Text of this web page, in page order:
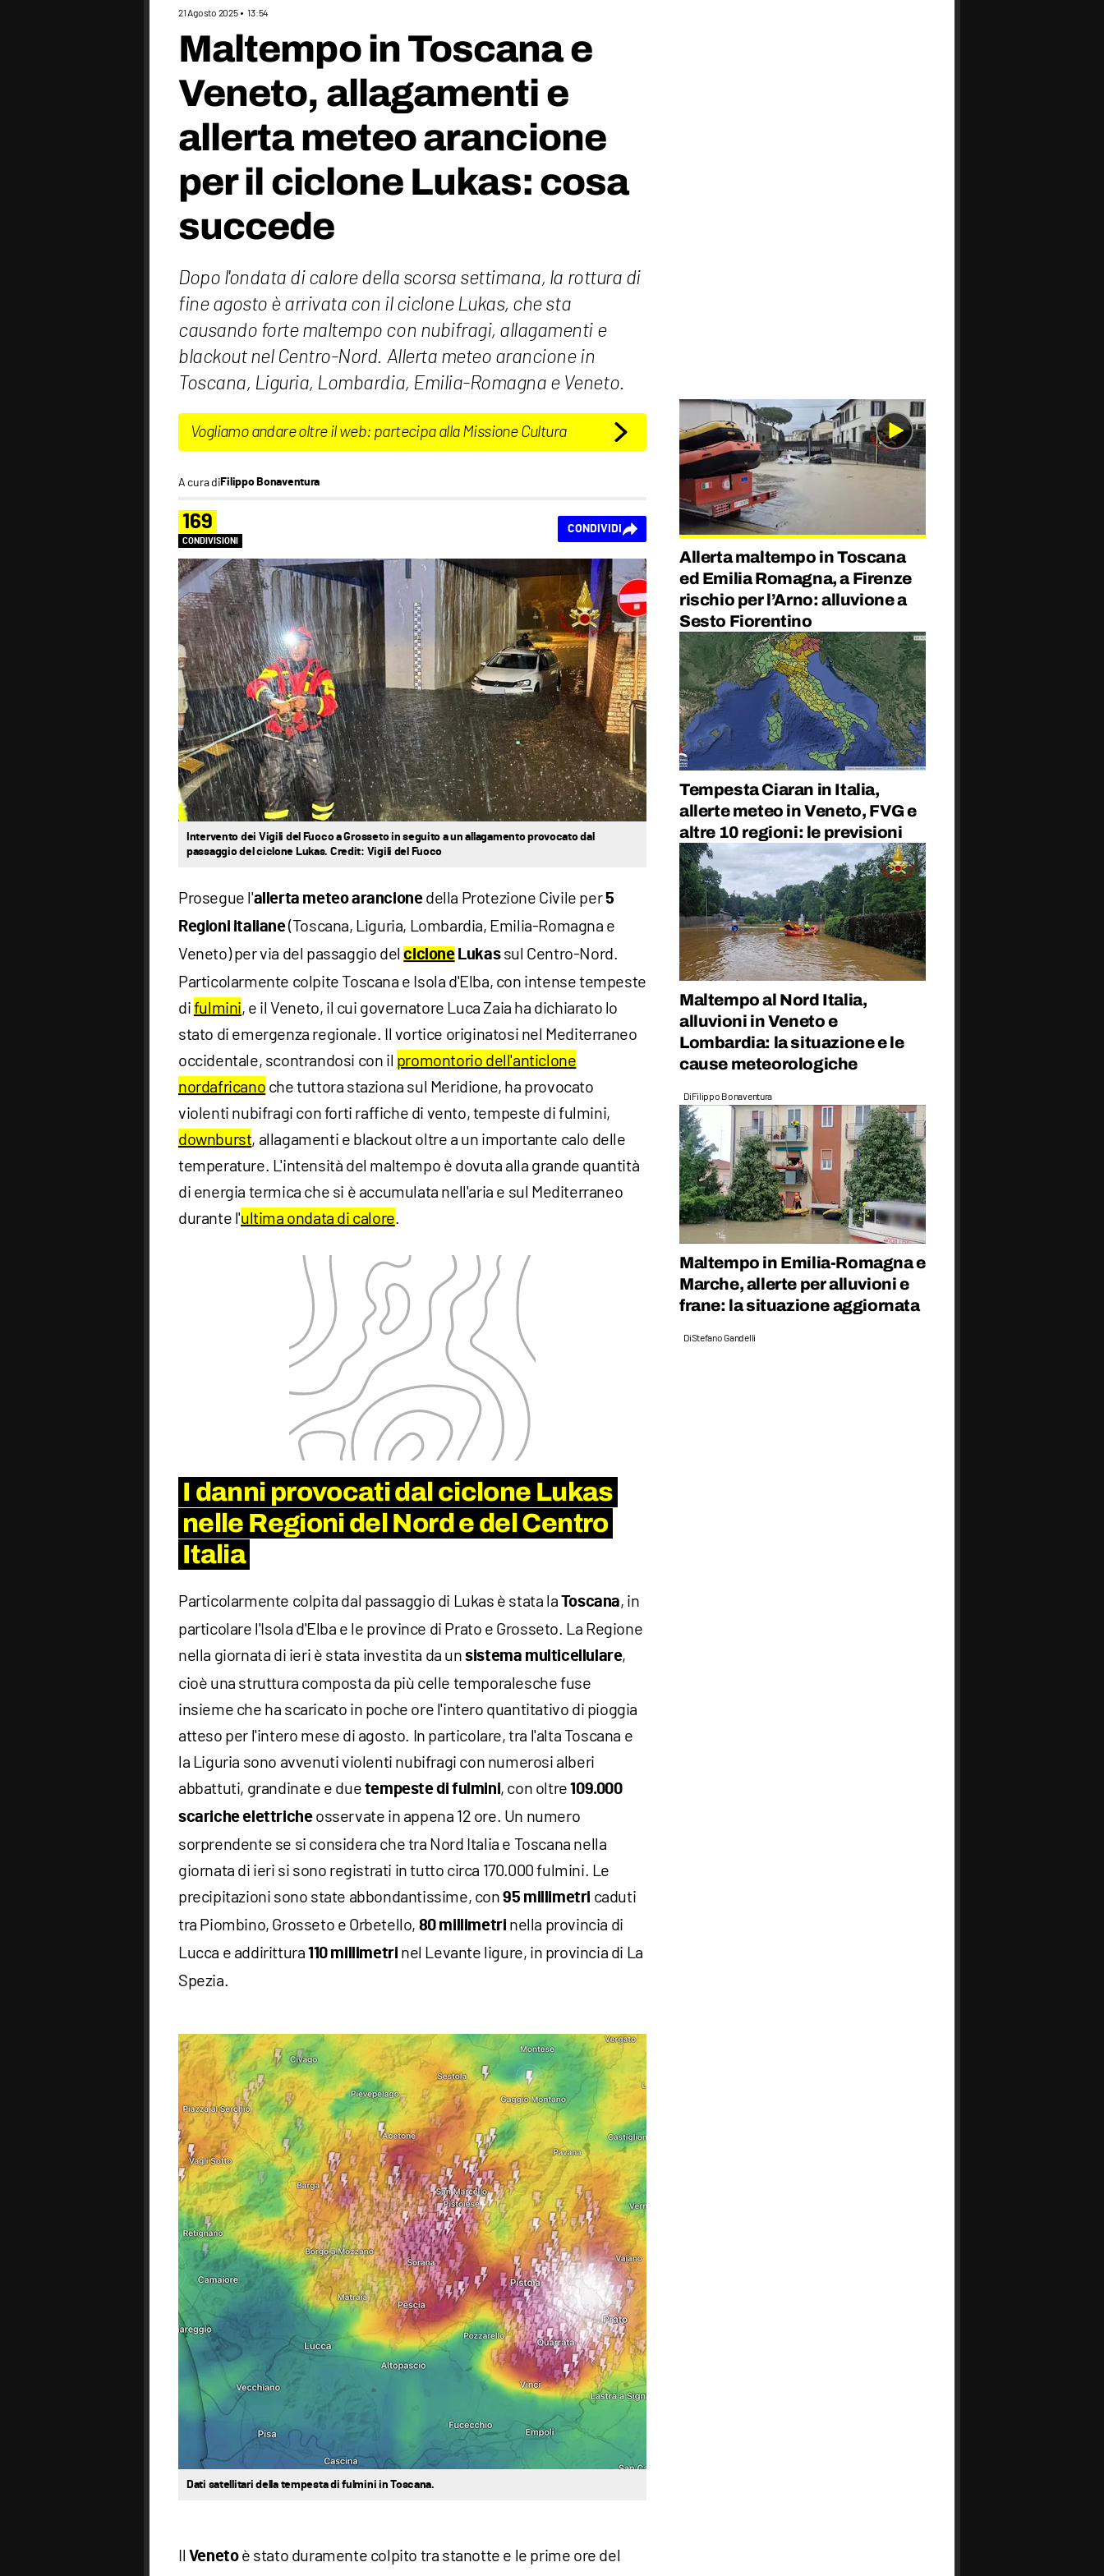
21 Agosto 2025 13:54
Maltempo in Toscana e
Veneto, allagamenti e
allerta meteo arancione
per il ciclone Lukas: cosa
succede
Dopo l'ondata di calore della scorsa settimana, la rottura di
fine agosto è arrivata con il ciclone Lukas, che sta
causando forte maltempo con nubifragi, allagamenti e
blackout nel Centro-Nord. Allerta meteo arancione in
Toscana, Liguria, Lombardia, Emilia-Romagna e Veneto.
Vogliamo andare oltre il web: partecipa alla Missione Cultura
A cura diFilippo Bonaventura
169
CONDIVISIONI
CONDIVIDI
Intervento dei Vigili del Fuoco a Grosseto in seguito a un allagamento provocato dal
passaggio del ciclone Lukas. Credit: Vigili del Fuoco
Prosegue l'allerta meteo arancionedella Protezione Civile per5
Regioni italiane(Toscana, Liguria, Lombardia, Emilia-Romagna e
Veneto) per via del passaggio delcicloneLukassul Centro-Nord.
Particolarmente colpite Toscana e Isola d'Elba, con intense tempeste
difulmini, e il Veneto, il cui governatore Luca Zaia ha dichiarato lo
stato di emergenza regionale. Il vortice originatosi nel Mediterraneo
occidentale, scontrandosi con il promontorio dell'anticlone
nordafricano che tuttora staziona sul Meridione, ha provocato
violenti nubifragi con forti raffiche di vento, tempeste di fulmini,
downburst, allagamenti e blackout oltre a un importante calo delle
temperature. L'intensità del maltempo è dovuta alla grande quantità
di energia termica che si è accumulata nell'aria e sul Mediterraneo
durante l'ultima ondata di calore.
I danni provocati dal ciclone Lukas
nelle Regioni del Nord e del Centro
Italia
Particolarmente colpita dal passaggio di Lukas è stata la Toscana, in
particolare l'Isola d'Elba e le province di Prato e Grosseto. La Regione
nella giornata di ieri è stata investita da unsistema multicellulare,
cioè una struttura composta da più celle temporalesche fuse
insieme che ha scaricato in poche ore l'intero quantitativo di pioggia
atteso per l'intero mese di agosto. In particolare, tra l'alta Toscana e
la Liguria sono avvenuti violenti nubifragi con numerosi alberi
abbattuti, grandinate e due tempeste di fulmini, con oltre109.000
scariche elettricheosservate in appena 12 ore. Un numero
sorprendente se si considera che tra Nord Italia e Toscana nella
giornata di ieri si sono registrati in tutto circa 170.000 fulmini. Le
precipitazioni sono state abbondantissime, con95 millimetri caduti
tra Piombino, Grosseto e Orbetello, 80 millimetri nella provincia di
Lucca e addirittura 110 millimetri nel Levante ligure, in provincia di La
Spezia.
Dati satellitari della tempesta di fulmini in Toscana.
Il Venetoè stato duramente colpito tra stanotte e le prime ore del
Allerta maltempo in Toscana
ed Emilia Romagna, a Firenze
rischio per l’Arno: alluvione a
Sesto Fiorentino
Tempesta Ciaran in Italia,
allerte meteo in Veneto, FVG e
altre 10 regioni: le previsioni
Maltempo al Nord Italia,
alluvioni in Veneto e
Lombardia: la situazione e le
cause meteorologiche
DiFilippo Bonaventura
Maltempo in Emilia-Romagna e
Marche, allerte per alluvioni e
frane: la situazione aggiornata
DiStefano Gandelli